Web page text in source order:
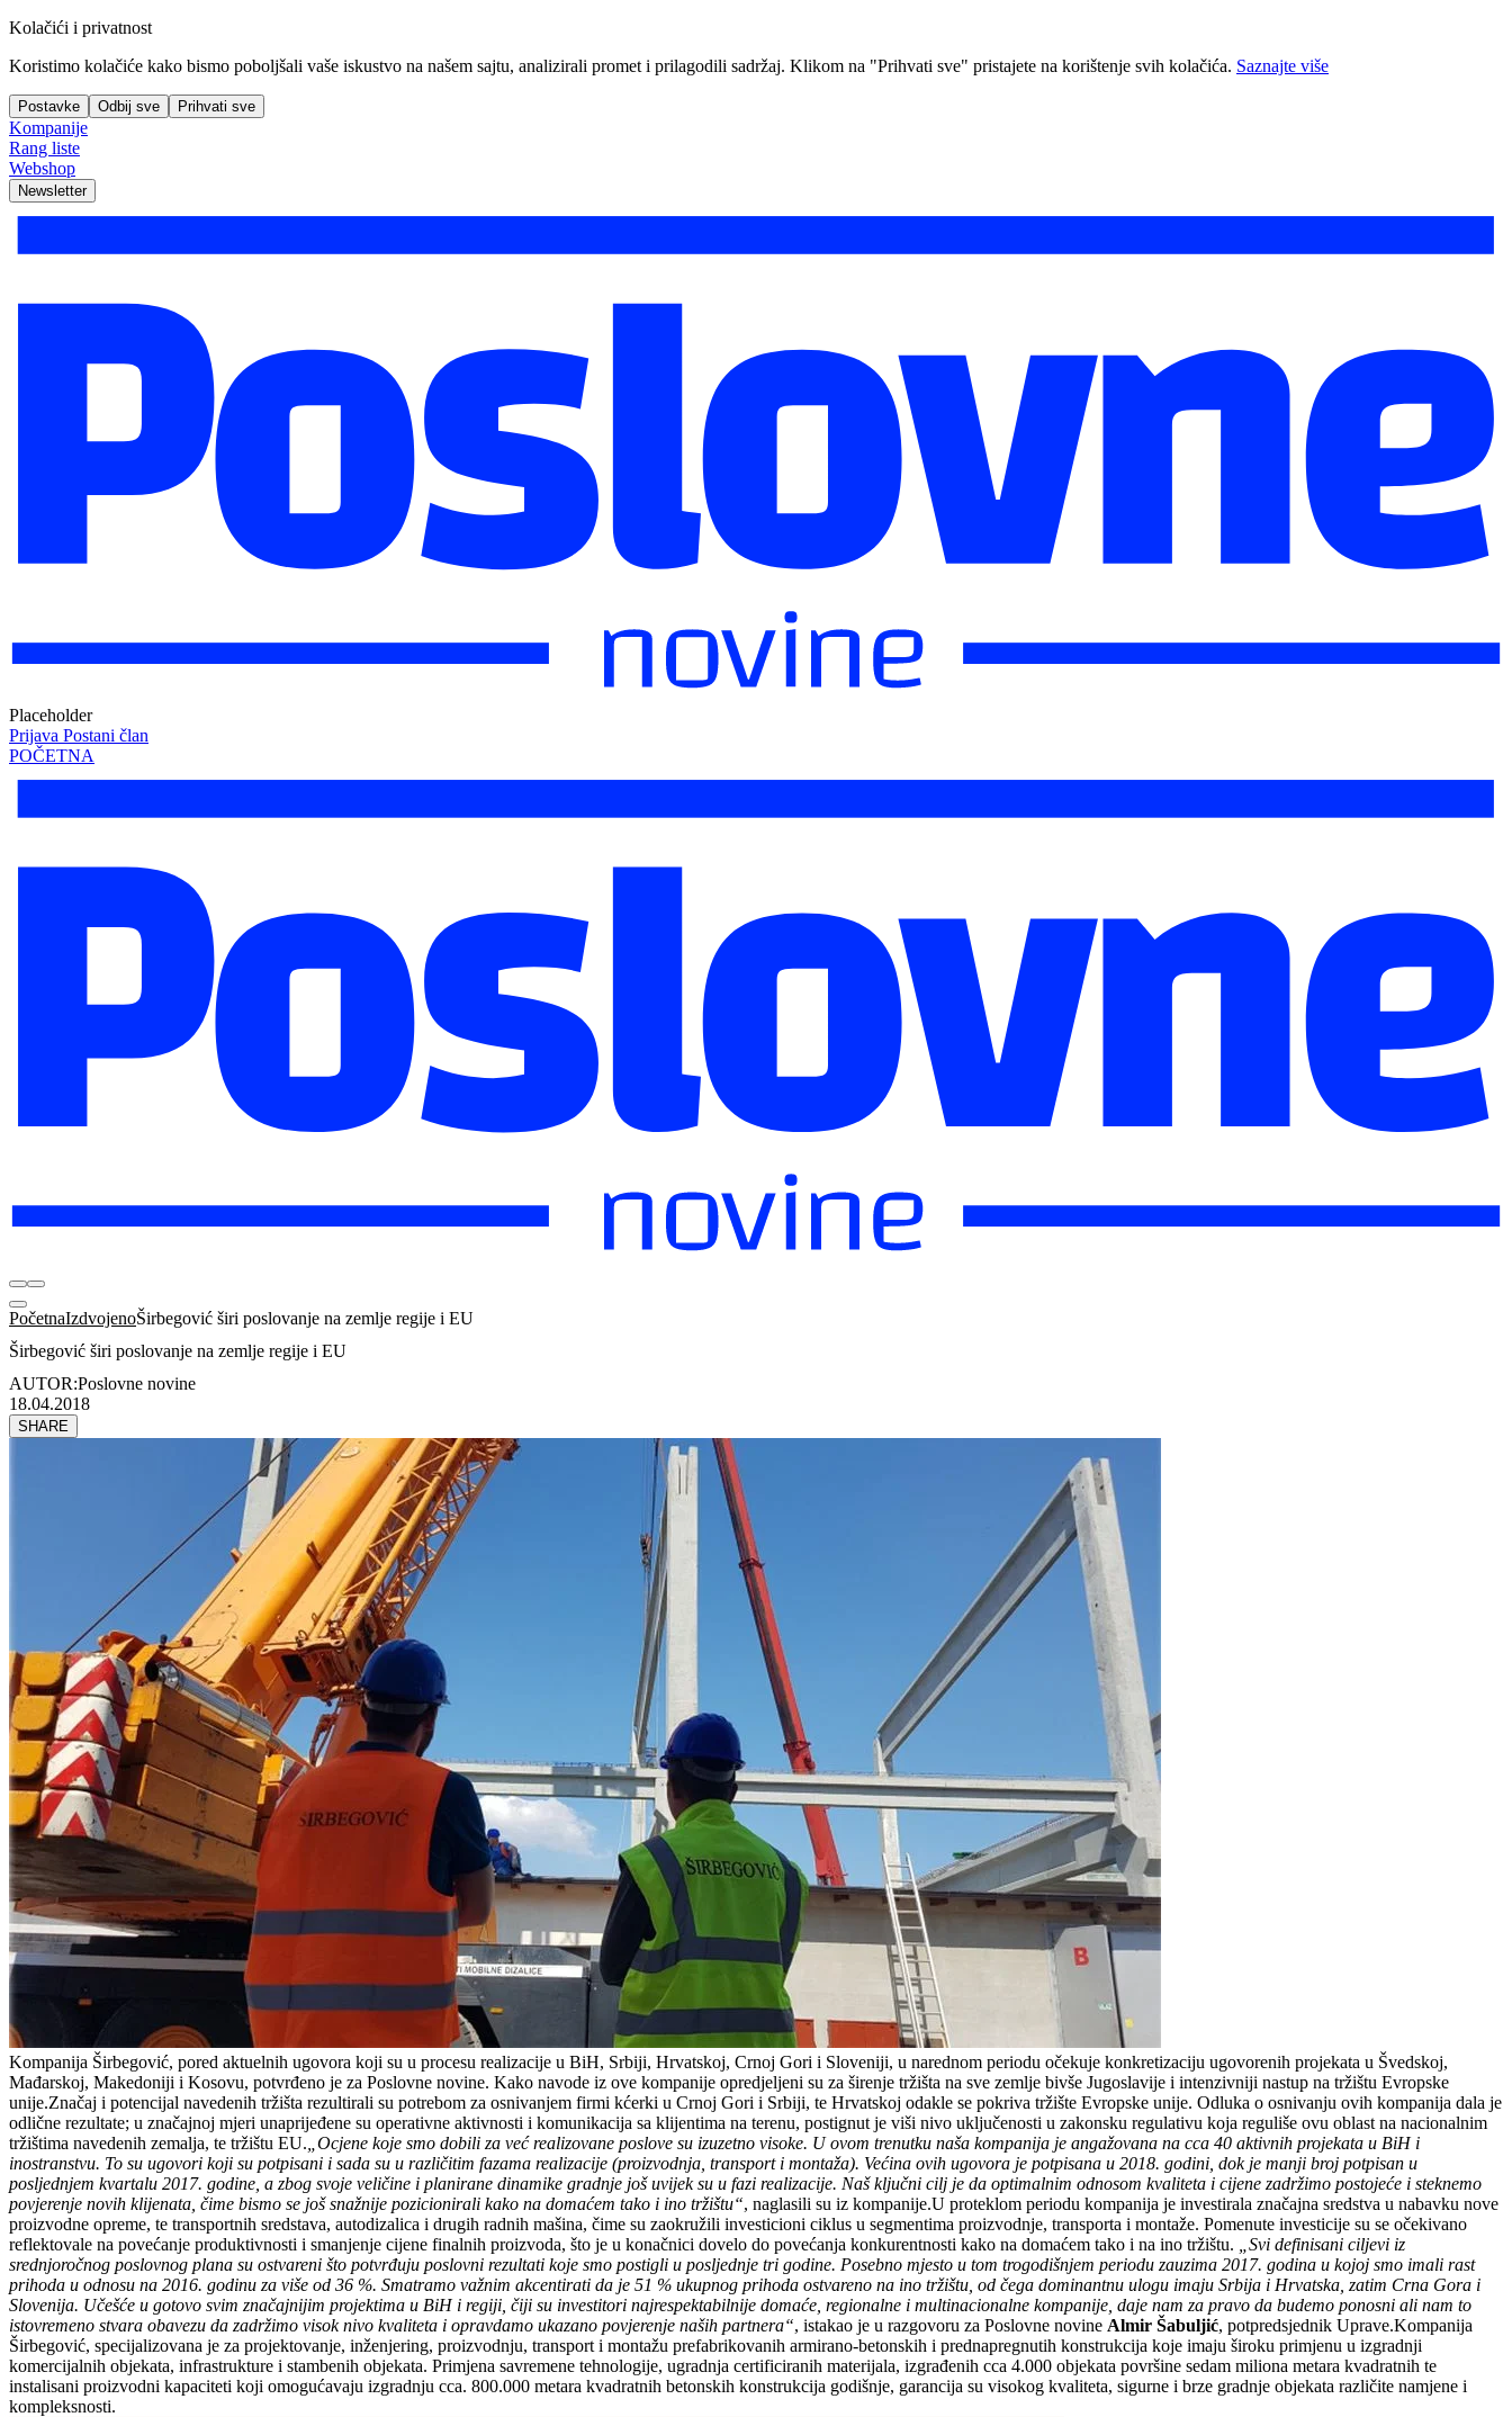
Kolačići i privatnost
Koristimo kolačiće kako bismo poboljšali vaše iskustvo na našem sajtu, analizirali promet i prilagodili sadržaj. Klikom na "Prihvati sve" pristajete na korištenje svih kolačića. Saznajte više
Postavke Odbij sve Prihvati sve
Kompanije
Rang liste
Webshop
Newsletter
Placeholder
Prijava Postani član
POČETNA
PočetnaIzdvojenoŠirbegović širi poslovanje na zemlje regije i EU
Širbegović širi poslovanje na zemlje regije i EU
AUTOR:Poslovne novine
18.04.2018
SHARE
Kompanija Širbegović, pored aktuelnih ugovora koji su u procesu realizacije u BiH, Srbiji, Hrvatskoj, Crnoj Gori i Sloveniji, u narednom periodu očekuje konkretizaciju ugovorenih projekata u Švedskoj,
Mađarskoj, Makedoniji i Kosovu, potvrđeno je za Poslovne novine. Kako navode iz ove kompanije opredjeljeni su za širenje tržišta na sve zemlje bivše Jugoslavije i intenzivniji nastup na tržištu Evropske
unije.Značaj i potencijal navedenih tržišta rezultirali su potrebom za osnivanjem firmi kćerki u Crnoj Gori i Srbiji, te Hrvatskoj odakle se pokriva tržište Evropske unije. Odluka o osnivanju ovih kompanija dala je
odlične rezultate; u značajnoj mjeri unaprijeđene su operativne aktivnosti i komunikacija sa klijentima na terenu, postignut je viši nivo uključenosti u zakonsku regulativu koja reguliše ovu oblast na nacionalnim
tržištima navedenih zemalja, te tržištu EU. „Ocjene koje smo dobili za već realizovane poslove su izuzetno visoke. U ovom trenutku naša kompanija je angažovana na cca 40 aktivnih projekata u BiH i
inostranstvu. To su ugovori koji su potpisani i sada su u različitim fazama realizacije (proizvodnja, transport i montaža). Većina ovih ugovora je potpisana u 2018. godini, dok je manji broj potpisan u
posljednjem kvartalu 2017. godine, a zbog svoje veličine i planirane dinamike gradnje još uvijek su u fazi realizacije. Naš ključni cilj je da optimalnim odnosom kvaliteta i cijene zadržimo postojeće i steknemo
povjerenje novih klijenata, čime bismo se još snažnije pozicionirali kako na domaćem tako i ino tržištu“, naglasili su iz kompanije.U proteklom periodu kompanija je investirala značajna sredstva u nabavku nove
proizvodne opreme, te transportnih sredstava, autodizalica i drugih radnih mašina, čime su zaokružili investicioni ciklus u segmentima proizvodnje, transporta i montaže. Pomenute investicije su se očekivano
reflektovale na povećanje produktivnosti i smanjenje cijene finalnih proizvoda, što je u konačnici dovelo do povećanja konkurentnosti kako na domaćem tako i na ino tržištu. „Svi definisani ciljevi iz
srednjoročnog poslovnog plana su ostvareni što potvrđuju poslovni rezultati koje smo postigli u posljednje tri godine. Posebno mjesto u tom trogodišnjem periodu zauzima 2017. godina u kojoj smo imali rast
prihoda u odnosu na 2016. godinu za više od 36 %. Smatramo važnim akcentirati da je 51 % ukupnog prihoda ostvareno na ino tržištu, od čega dominantnu ulogu imaju Srbija i Hrvatska, zatim Crna Gora i
Slovenija. Učešće u gotovo svim značajnijim projektima u BiH i regiji, čiji su investitori najrespektabilnije domaće, regionalne i multinacionalne kompanije, daje nam za pravo da budemo ponosni ali nam to
istovremeno stvara obavezu da zadržimo visok nivo kvaliteta i opravdamo ukazano povjerenje naših partnera“, istakao je u razgovoru za Poslovne novine Almir Šabuljić, potpredsjednik Uprave.Kompanija
Širbegović, specijalizovana je za projektovanje, inženjering, proizvodnju, transport i montažu prefabrikovanih armirano-betonskih i prednapregnutih konstrukcija koje imaju široku primjenu u izgradnji
komercijalnih objekata, infrastrukture i stambenih objekata. Primjena savremene tehnologije, ugradnja certificiranih materijala, izgrađenih cca 4.000 objekata površine sedam miliona metara kvadratnih te
instalisani proizvodni kapaciteti koji omogućavaju izgradnju cca. 800.000 metara kvadratnih betonskih konstrukcija godišnje, garancija su visokog kvaliteta, sigurne i brze gradnje objekata različite namjene i
kompleksnosti.